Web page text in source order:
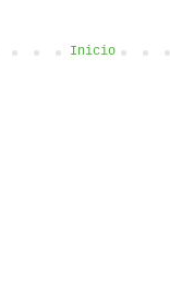
Inicio